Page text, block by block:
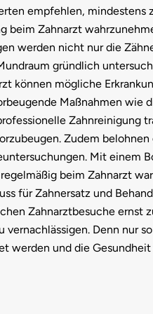
empfehlen, mindestens
beim Zahnarzt
werden nicht nur die
gründlich
können mögliche
Maßnahmen wie
Zahnreinigung
Zudem
Mit einem
beim Zahnarzt
für Zahnersatz und
Zahnarztbesuche ernst
vernachlässigen. Denn nur
werden und die